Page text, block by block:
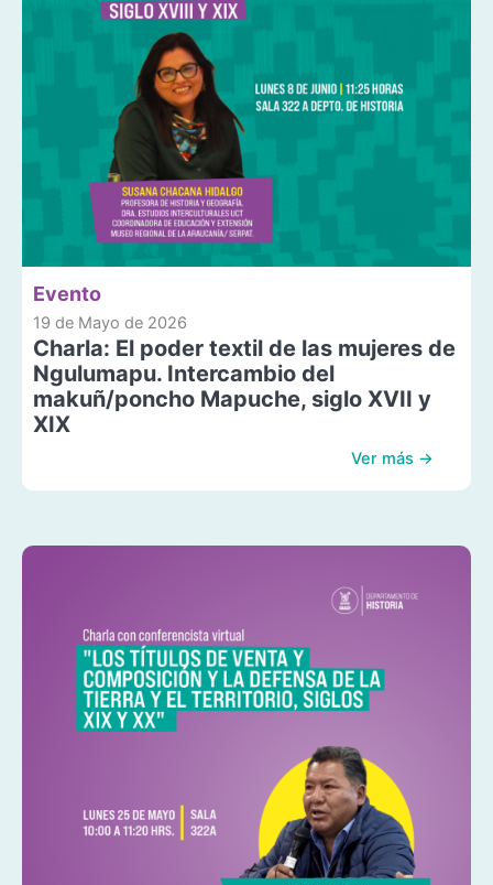
Evento
19 de Mayo de 2026
Charla: El poder textil de las mujeres de
Ngulumapu. Intercambio del
makuñ/poncho Mapuche, siglo XVII y
XIX
Ver más →